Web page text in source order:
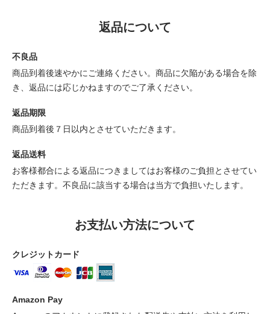
返品について
不良品
商品到着後速やかにご連絡ください。商品に欠陥がある場合を除
き、返品には応じかねますのでご了承ください。
返品期限
商品到着後７日以内とさせていただきます。
返品送料
お客様都合による返品につきましてはお客様のご負担とさせてい
ただきます。不良品に該当する場合は当方で負担いたします。
お支払い方法について
クレジットカード
Amazon Pay